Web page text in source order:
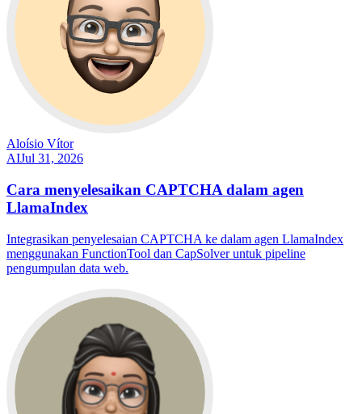
Aloísio Vítor
AIJul 31, 2026
Cara menyelesaikan CAPTCHA dalam agen
LlamaIndex
Integrasikan penyelesaian CAPTCHA ke dalam agen LlamaIndex
menggunakan FunctionTool dan CapSolver untuk pipeline
pengumpulan data web.